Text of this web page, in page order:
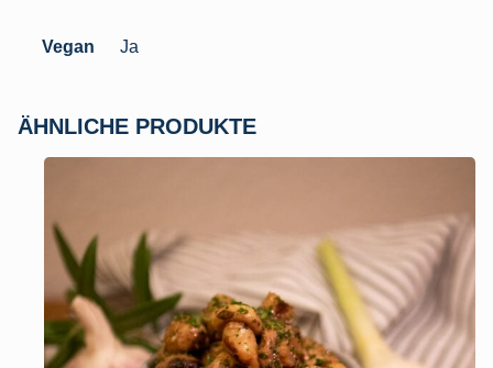
Vegan Ja
ÄHNLICHE PRODUKTE